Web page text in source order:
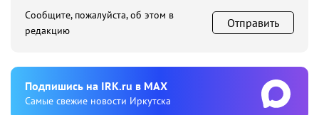
Сообщите, пожалуйста, об этом в
редакцию
Отправить
Подпишиcь на IRK.ru в MAX
Cамые свежие новости Иркутска